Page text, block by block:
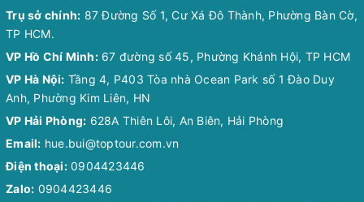
Trụ sở chính: 87 Đường Số 1, Cư Xá Đô Thành, Phường Bàn Cờ,
TP HCM.
VP Hồ Chí Minh: 67 đường số 45, Phường Khánh Hội, TP HCM
VP Hà Nội: Tầng 4, P403 Tòa nhà Ocean Park số 1 Đào Duy
Anh, Phường Kim Liên, HN
VP Hải Phòng: 628A Thiên Lôi, An Biên, Hải Phòng
Email: hue.bui@toptour.com.vn
Điện thoại: 0904423446
Zalo: 0904423446